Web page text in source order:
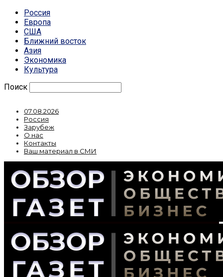
Россия
Европа
США
Ближний восток
Азия
Экономика
Культура
Поиск
07.08.2026
Россия
Зарубеж
О нас
Контакты
Ваш материал в СМИ